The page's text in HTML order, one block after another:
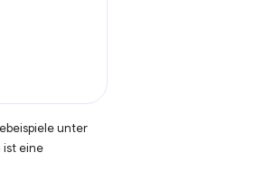
unter
ist eine